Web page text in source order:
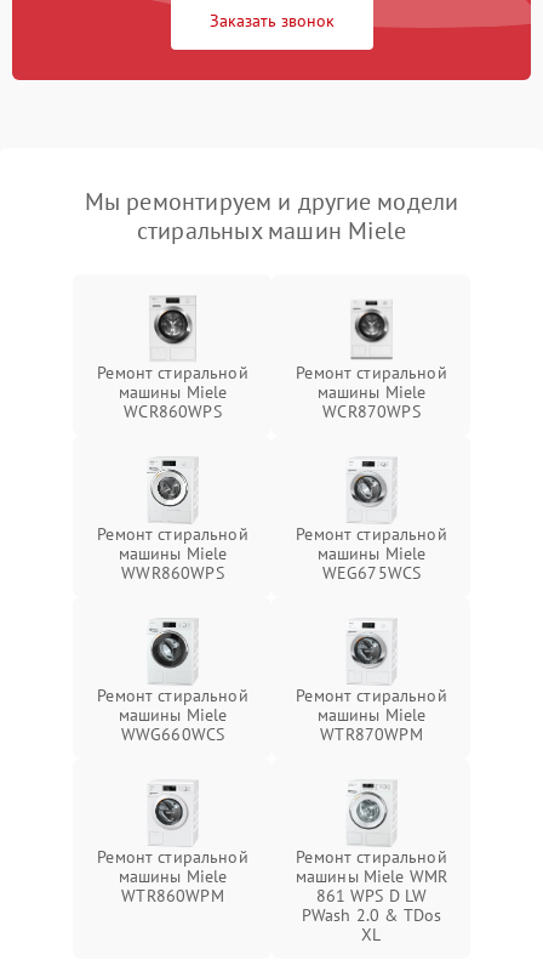
Заказать звонок
Мы ремонтируем и другие модели
стиральных машин Miele
Ремонт стиральной
машины Miele
WCR860WPS
Ремонт стиральной
машины Miele
WCR870WPS
Ремонт стиральной
машины Miele
WWR860WPS
Ремонт стиральной
машины Miele
WEG675WCS
Ремонт стиральной
машины Miele
WWG660WCS
Ремонт стиральной
машины Miele
WTR870WPM
Ремонт стиральной
машины Miele
WTR860WPM
Ремонт стиральной
машины Miele WMR
861 WPS D LW
PWash 2.0 & TDos
XL